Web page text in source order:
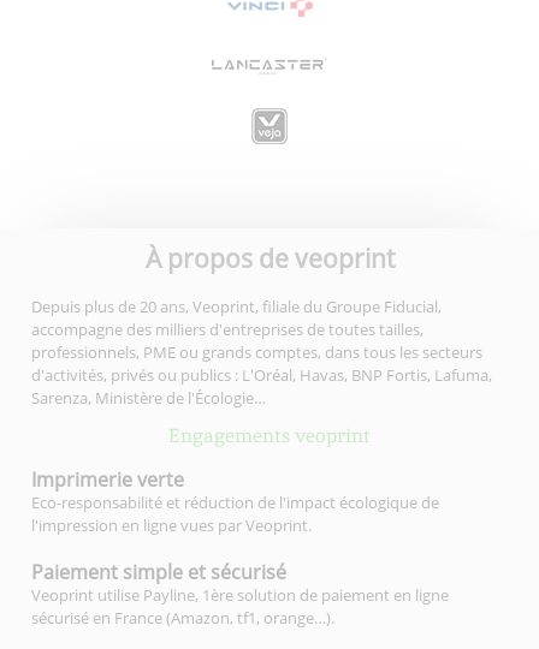
À propos de veoprint
Depuis plus de 20 ans, Veoprint, filiale du Groupe Fiducial,
accompagne des milliers d'entreprises de toutes tailles,
professionnels, PME ou grands comptes, dans tous les secteurs
d'activités, privés ou publics : L'Oréal, Havas, BNP Fortis, Lafuma,
Sarenza, Ministère de l'Écologie…
Engagements veoprint
Imprimerieverte
Eco-responsabilité et réduction de l'impact écologique de
l'impression en ligne vues par Veoprint.
Paiement simple et sécurisé
Veoprint utilise Payline, 1ère solution de paiement en ligne
sécurisé en France (Amazon, tf1, orange…).